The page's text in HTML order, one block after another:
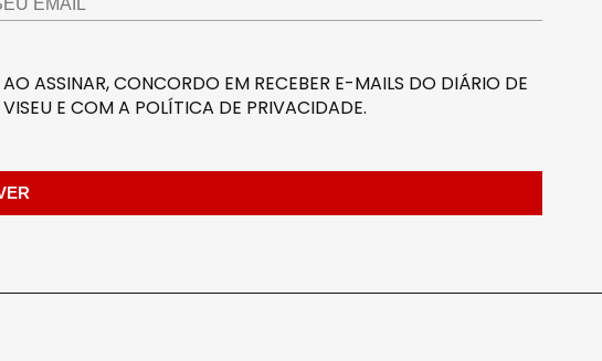
AO ASSINAR, CONCORDO EM RECEBER E-MAILS DO DIÁRIO DE
VISEU E COM A POLÍTICA DE PRIVACIDADE.